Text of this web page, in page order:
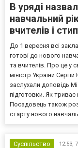
В уряді
навчальний
вчителів і
До 1 вересня всі
готові до нового
та вчителів. Про це у
міністр України
заслухали доповідь
підготовки. Як
Посадовець також
старту нового
Суспільство 12:53,